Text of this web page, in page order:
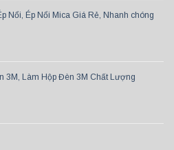
Nổi, Ép Nổi Mica Giá Rẻ, Nhanh chóng
3M, Làm Hộp Đèn 3M Chất Lượng